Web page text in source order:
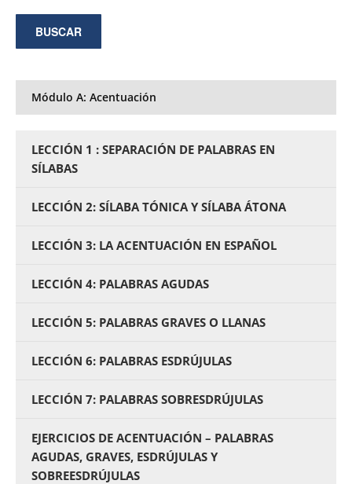
Módulo A: Acentuación
LECCIÓN 1 : SEPARACIÓN DE PALABRAS EN
SÍLABAS
LECCIÓN 2: SÍLABA TÓNICA Y SÍLABA ÁTONA
LECCIÓN 3: LA ACENTUACIÓN EN ESPAÑOL
LECCIÓN 4: PALABRAS AGUDAS
LECCIÓN 5: PALABRAS GRAVES O LLANAS
LECCIÓN 6: PALABRAS ESDRÚJULAS
LECCIÓN 7: PALABRAS SOBRESDRÚJULAS
EJERCICIOS DE ACENTUACIÓN – PALABRAS
AGUDAS, GRAVES, ESDRÚJULAS Y
SOBREESDRÚJULAS